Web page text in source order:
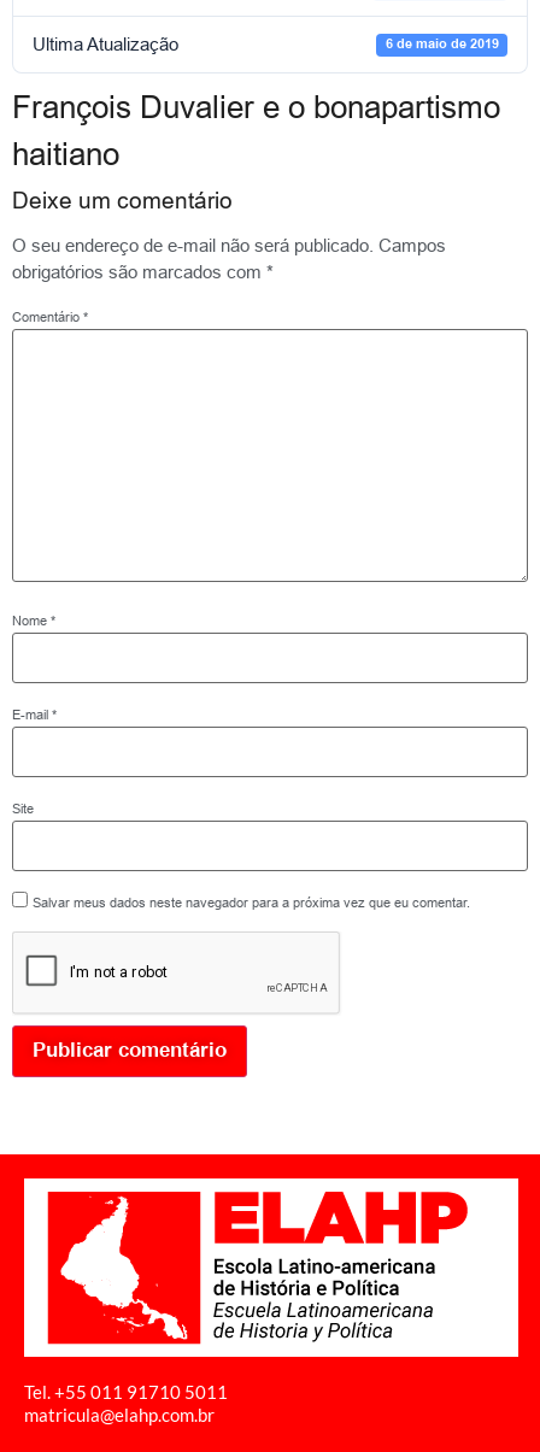
Ultima Atualização 6 de maio de 2019
François Duvalier e o bonapartismo
haitiano
Deixe um comentário
O seu endereço de e-mail não será publicado. Campos
obrigatórios são marcados com *
Comentário *
Nome *
E-mail *
Site
Salvar meus dados neste navegador para a próxima vez que eu comentar.
Tel. +55 011 91710 5011
matricula@elahp.com.br